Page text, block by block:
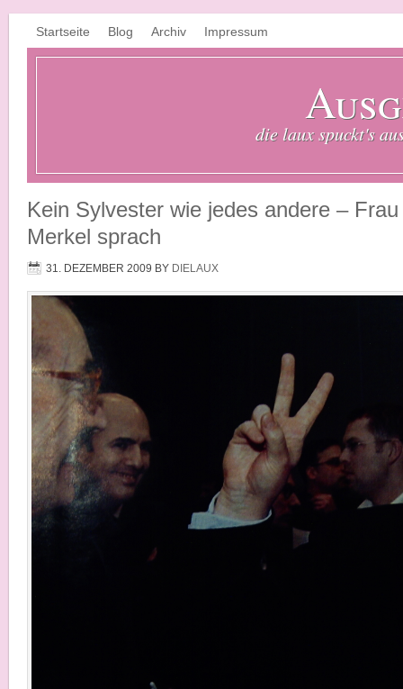
Startseite Blog Archiv Impressum
die laux spuckt's
Kein Sylvester wie jedes andere – Frau
Merkel sprach
31. DEZEMBER 2009 BY DIELAUX